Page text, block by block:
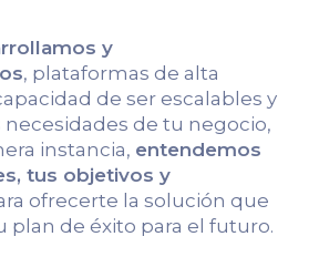
y
, plataformas de alta
de ser escalables y
necesidades de tu negocio,
instancia, entendemos
tus objetivos y
ofrecerte la solución que
plan de éxito para el futuro.